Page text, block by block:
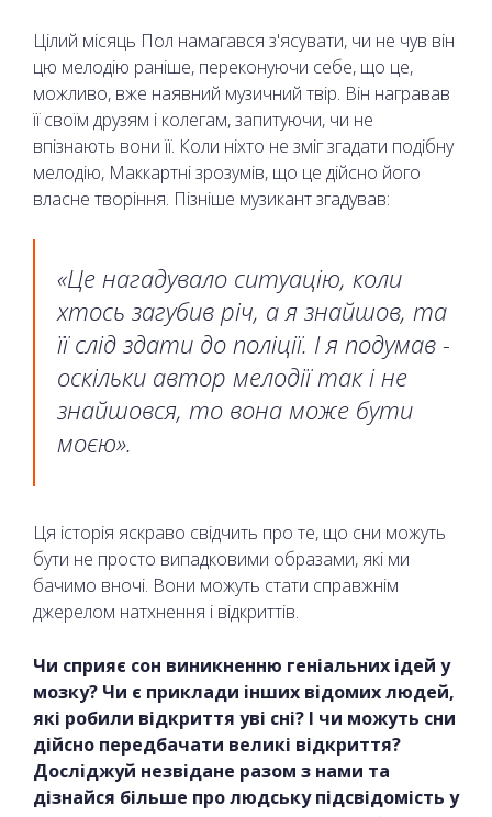
Цілий місяць Пол намагався з'ясувати, чи не чув він
цю мелодію раніше, переконуючи себе, що це,
можливо, вже наявний музичний твір. Він награвав
її своїм друзям і колегам, запитуючи, чи не
впізнають вони її. Коли ніхто не зміг згадати подібну
мелодію, Маккартні зрозумів, що це дійсно його
власне творіння. Пізніше музикант згадував:
«Це нагадувало ситуацію, коли
хтось загубив річ, а я знайшов, та
її слід здати до поліції. І я подумав -
оскільки автор мелодії так і не
знайшовся, то вона може бути
моєю».
Ця історія яскраво свідчить про те, що сни можуть
бути не просто випадковими образами, які ми
бачимо вночі. Вони можуть стати справжнім
джерелом натхнення і відкриттів.
Чи сприяє сон виникненню геніальних ідей у
мозку? Чи є приклади інших відомих людей,
які робили відкриття уві сні? І чи можуть сни
дійсно передбачати великі відкриття?
Досліджуй незвідане разом з нами та
дізнайся більше про людську підсвідомість у